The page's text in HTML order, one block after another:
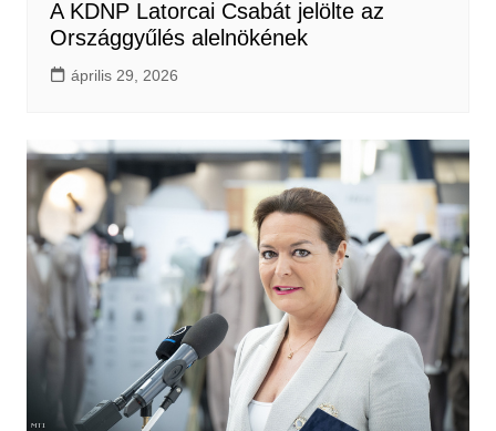
A KDNP Latorcai Csabát jelölte az
Országgyűlés alelnökének
április 29, 2026